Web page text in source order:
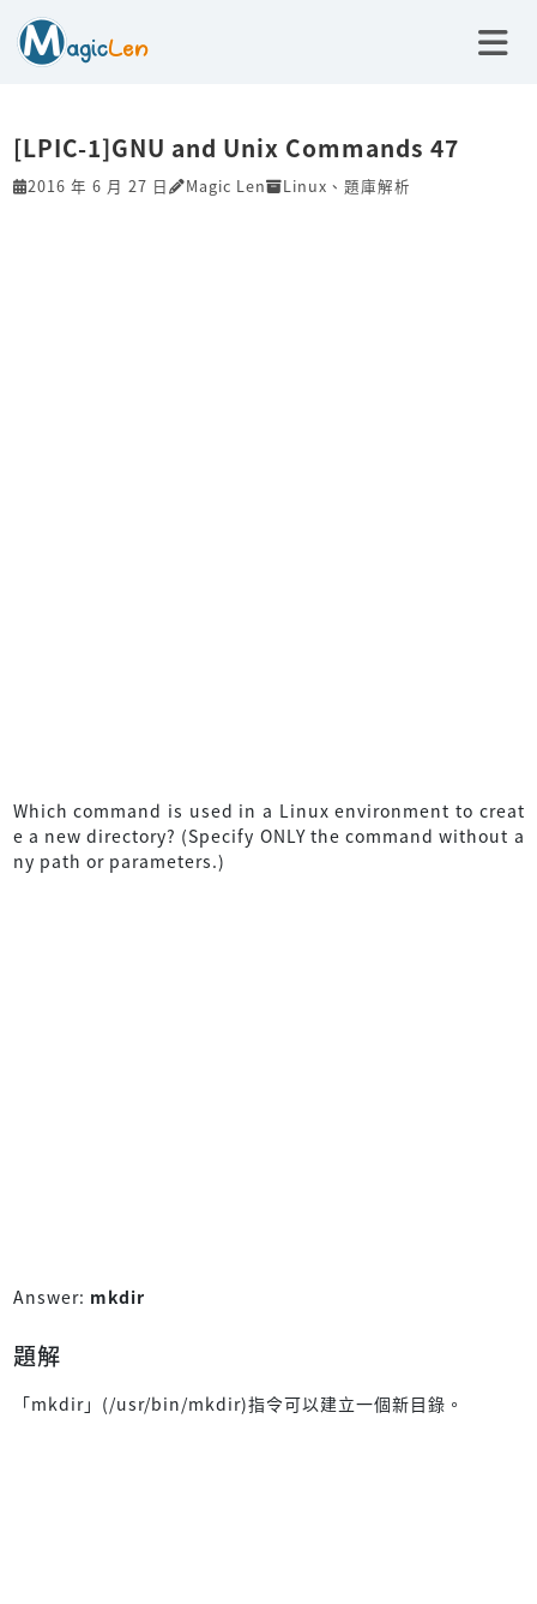
[LPIC-1]GNU and Unix Commands 47
2016 年 6 月 27 日 Magic Len Linux 、 題庫解析
Which command is used in a Linux environment to creat
e a new directory? (Specify ONLY the command without a
ny path or parameters.)
Answer: mkdir
題解
「mkdir」(/usr/bin/mkdir)指令可以建立一個新目錄。